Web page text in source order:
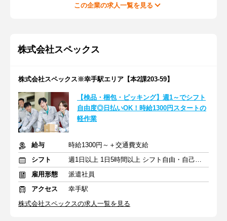
この企業の求人一覧を見る
株式会社スペックス
株式会社スペックス※幸手駅エリア【本2課203-59】
【検品・梱包・ピッキング】週1～でシフト
自由度◎日払いOK！時給1300円スタートの
軽作業
給与
時給1300円～＋交通費支給
シフト
週1日以上 1日5時間以上 シフト自由・自己申告
雇用形態
派遣社員
アクセス
幸手駅
株式会社スペックスの求人一覧を見る